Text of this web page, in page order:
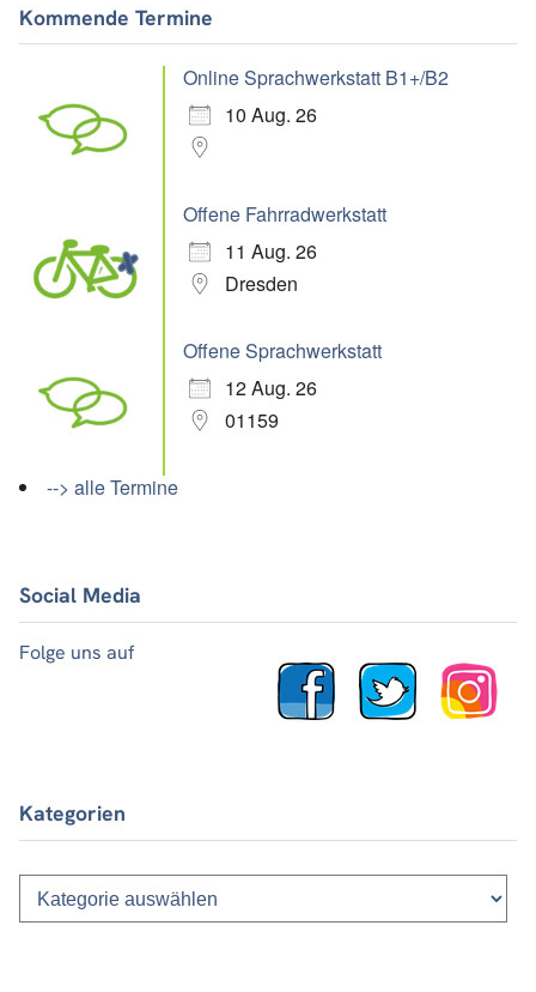
Kommende Termine
Online Sprachwerkstatt B1+/B2
10 Aug. 26
Offene Fahrradwerkstatt
11 Aug. 26
Dresden
Offene Sprachwerkstatt
12 Aug. 26
01159
--> alle Termine
Social Media
Folge uns auf
Kategorien
Kategorien